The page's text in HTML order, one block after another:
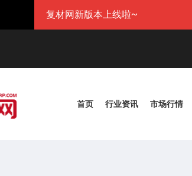
复材网新版本上线啦~
首页 行业资讯 市场行情